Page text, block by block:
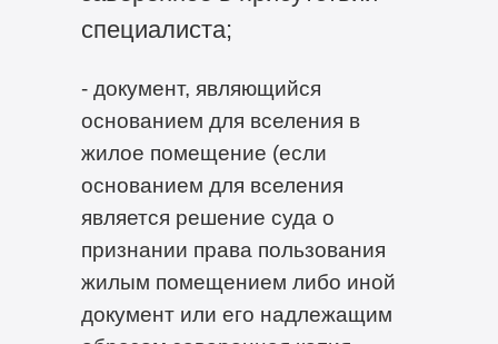
специалиста;
- документ, являющийся
основанием для вселения в
жилое помещение (если
основанием для вселения
является решение суда о
признании права пользования
жилым помещением либо иной
документ или его надлежащим